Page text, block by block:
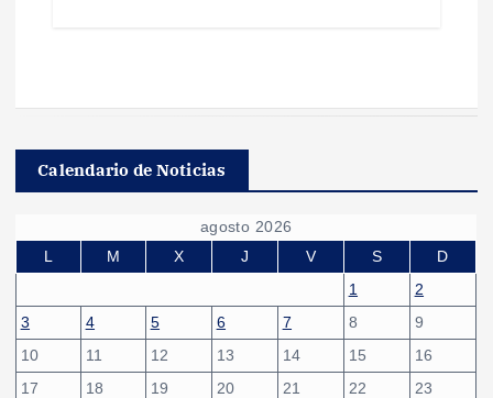
Calendario de Noticias
agosto 2026
L
M X J V S
D
1
2
3
4 5 6 7 8
9
10
11 12 13 14 15
16
17
18 19 20 21 22
23